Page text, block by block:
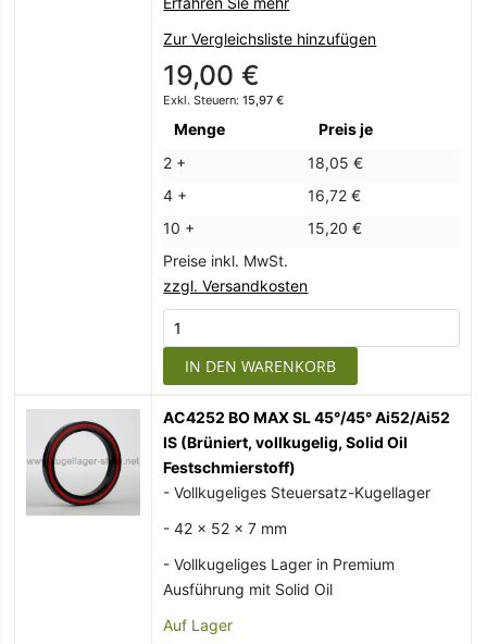
Zur Vergleichsliste hinzufügen
19,00 €
15,97 €
Menge
Preis je
2 +
18,05 €
4 +
16,72 €
10 +
15,20 €
Preise inkl. MwSt.
zzgl. Versandkosten
IN DEN WARENKORB
AC4252 BO MAX SL 45°/45° Ai52/Ai52
IS (Brüniert, vollkugelig, Solid Oil
Festschmierstoff)
- Vollkugeliges Steuersatz-Kugellager
- 42 x 52 x 7 mm
- Vollkugeliges Lager in Premium
Ausführung mit Solid Oil
Auf Lager